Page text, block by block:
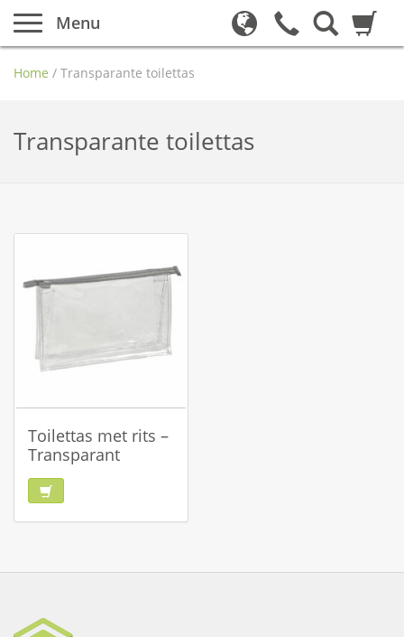
Menu
Home / Transparante toilettas
Transparante toilettas
Toilettas met rits –
Transparant